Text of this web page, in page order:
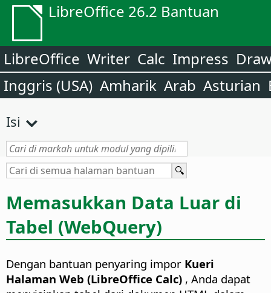
LibreOffice 26.2 Bantuan
LibreOffice Writer Calc Impress
Inggris (USA) Amharik Arab Asturian
Isi
Memasukkan Data Luar di
Tabel (WebQuery)
Dengan bantuan penyaring impor Kueri
Halaman Web (LibreOffice Calc) , Anda dapat